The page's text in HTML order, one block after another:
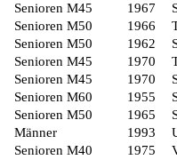
Senioren M45 1967
Senioren M50 1966
Senioren M50 1962
Senioren M45 1970
Senioren M45 1970
Senioren M60 1955
Senioren M50 1965
Männer 1993
Senioren M40 1975